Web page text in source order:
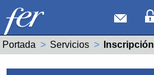
Portada Servicios Actual:
Inscripción